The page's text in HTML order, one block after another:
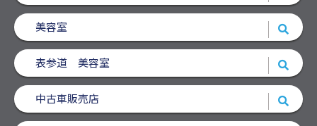
美容室
表参道 美容室
中古車販売店